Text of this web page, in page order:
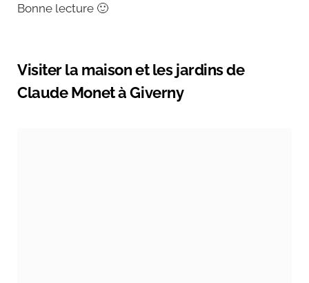
Bonne lecture 🙂
Visiter la maison et les jardins de
Claude Monet à Giverny